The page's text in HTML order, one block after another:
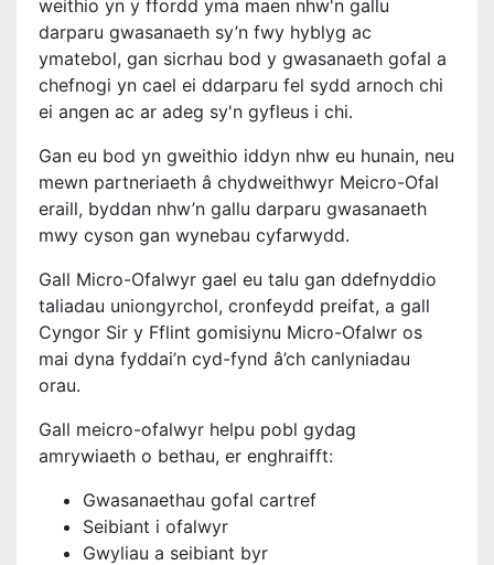
weithio yn y ffordd yma maen nhw'n gallu
darparu gwasanaeth sy’n fwy hyblyg ac
ymatebol, gan sicrhau bod y gwasanaeth gofal a
chefnogi yn cael ei ddarparu fel sydd arnoch chi
ei angen ac ar adeg sy'n gyfleus i chi.
Gan eu bod yn gweithio iddyn nhw eu hunain, neu
mewn partneriaeth â chydweithwyr Meicro-Ofal
eraill, byddan nhw’n gallu darparu gwasanaeth
mwy cyson gan wynebau cyfarwydd.
Gall Micro-Ofalwyr gael eu talu gan ddefnyddio
taliadau uniongyrchol, cronfeydd preifat, a gall
Cyngor Sir y Fflint gomisiynu Micro-Ofalwr os
mai dyna fyddai’n cyd-fynd â’ch canlyniadau
orau.
Gall meicro-ofalwyr helpu pobl gydag
amrywiaeth o bethau, er enghraifft:
Gwasanaethau gofal cartref
Seibiant i ofalwyr
Gwyliau a seibiant byr